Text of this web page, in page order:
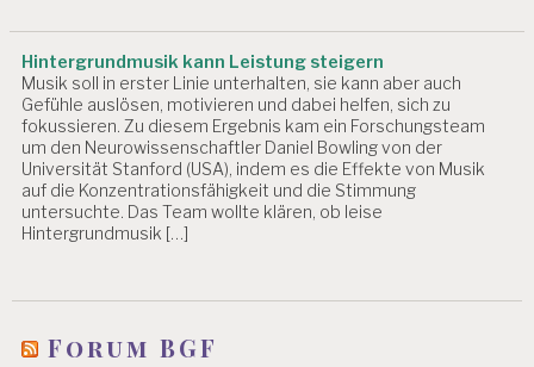
Hintergrundmusik kann Leistung steigern
Musik soll in erster Linie unterhalten, sie kann aber auch
Gefühle auslösen, motivieren und dabei helfen, sich zu
fokussieren. Zu diesem Ergebnis kam ein Forschungsteam
um den Neurowissenschaftler Daniel Bowling von der
Universität Stanford (USA), indem es die Effekte von Musik
auf die Konzentrationsfähigkeit und die Stimmung
untersuchte. Das Team wollte klären, ob leise
Hintergrundmusik […]
Forum BGF